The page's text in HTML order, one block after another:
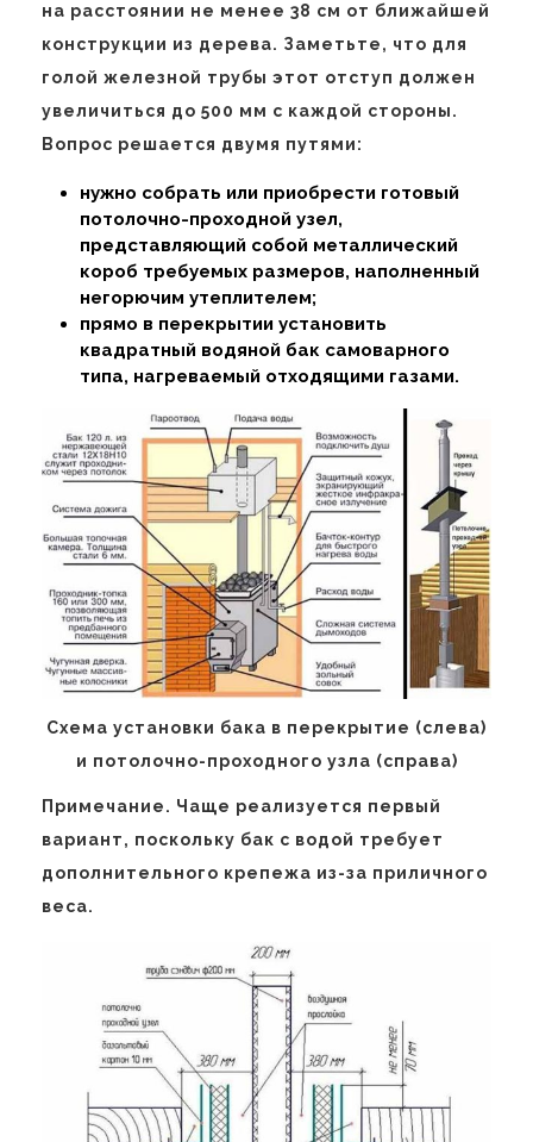
на расстоянии не менее 38 см от ближайшей
конструкции из дерева. Заметьте, что для
голой железной трубы этот отступ должен
увеличиться до 500 мм с каждой стороны.
Вопрос решается двумя путями:
нужно собрать или приобрести готовый
потолочно-проходной узел,
представляющий собой металлический
короб требуемых размеров, наполненный
негорючим утеплителем;
прямо в перекрытии установить
квадратный водяной бак самоварного
типа, нагреваемый отходящими газами.
Схема установки бака в перекрытие (слева)
и потолочно-проходного узла (справа)
Примечание. Чаще реализуется первый
вариант, поскольку бак с водой требует
дополнительного крепежа из-за приличного
веса.